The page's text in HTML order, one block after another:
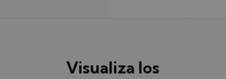
Visualiza los